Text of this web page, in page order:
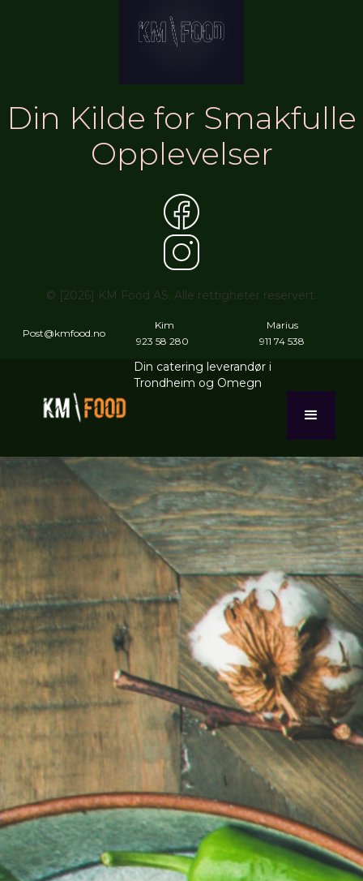
Din Kilde for Smakfulle
Opplevelser
Post@kmfood.no
Kim
923 58 280
Marius
911 74 538
© [2026] KM Food AS. Alle rettigheter reservert.
Din catering leverandør i
Trondheim og Omegn